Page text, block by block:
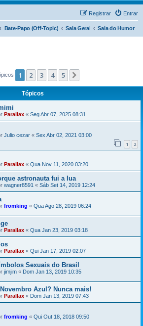
Entrar
Registrar
Bate-Papo (Off-Topic) Sala Geral Sala do Humor
1 2 3 4 5
Tópicos
Parallax « Seg Abr 07, 2025 08:31
Julio cezar « Sex Abr 02, 2021 03:00
1 2
Parallax « Qua Nov 11, 2020 03:20
astronauta fui a lua
wagner8591 « Sáb Set 14, 2019 12:24
fromking « Qua Ago 28, 2019 06:24
Parallax « Qua Jan 23, 2019 03:18
Parallax « Qui Jan 17, 2019 02:07
Sexuais do Brasil
jimjim « Dom Jan 13, 2019 10:35
Azul? Nunca mais!
Parallax « Dom Jan 13, 2019 07:43
fromking « Qui Out 18, 2018 09:50